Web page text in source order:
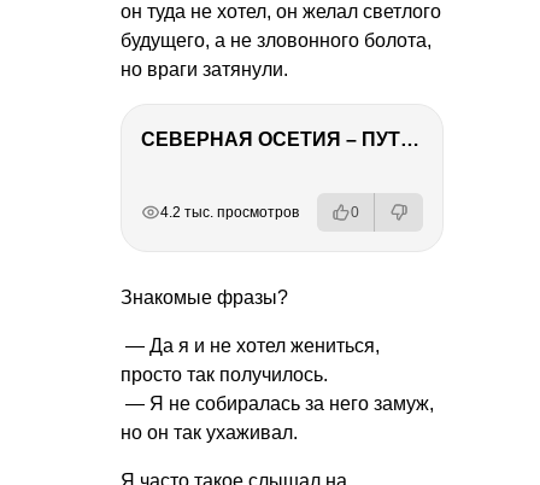
он туда не хотел, он желал светлого
будущего, а не зловонного болота,
но враги затянули.
СЕВЕРНАЯ ОСЕТИЯ – ПУТЕШЕСТВИЕ НА КАВКАЗ часть 4
4.2 тыс. просмотров 0
Знакомые фразы?
— Да я и не хотел жениться,
просто так получилось.
— Я не собиралась за него замуж,
но он так ухаживал.